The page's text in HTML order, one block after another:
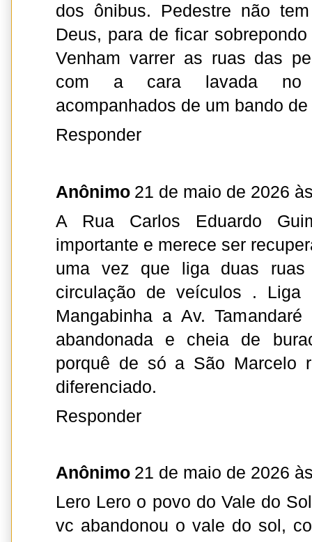
dos ônibus. Pedestre não
Deus, para de ficar
Venham varrer as ruas das
com a cara lavada no
acompanhados de um bando
Responder
Anônimo 21 de maio de 2026
A Rua Carlos Eduardo
importante e merece ser
uma vez que liga duas ruas
circulação de veículos . Liga
Mangabinha a Av.
abandonada e cheia de
porquê de só a São Marcelo
diferenciado.
Responder
Anônimo 21 de maio de 2026
Lero Lero o povo do Vale do
vc abandonou o vale do sol,